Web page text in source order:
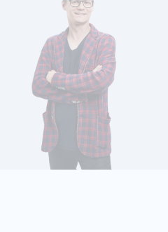
DETAILS ANZEIGEN